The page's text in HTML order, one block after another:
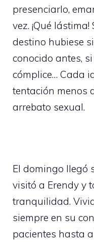
presenciarlo,
vez. ¡Qué
destino hubiese
conocido antes,
cómplice… Cada
tentación menos
arrebato sexual.
El domingo llegó
visitó a Erendy y
tranquilidad.
siempre en su
pacientes hasta